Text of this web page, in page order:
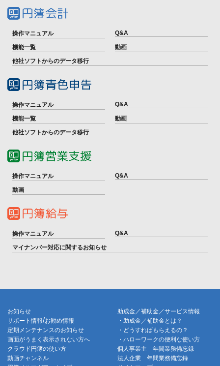
操作マニュアル Q&A
機能一覧
動画
他社ソフトからのデータ移行
操作マニュアル Q&A
機能一覧
動画
他社ソフトからのデータ移行
操作マニュアル Q&A
動画
操作マニュアル Q&A
マイナンバー対応に関するお知らせ
お知らせ
サポート情報/お勧め情報
定期メンテナンスのお知らせ
画面がうまく表示されない方へ
クラウド円簿の使い方
動画チャンネル
助成金／補助金／サービス情報
・助成金／補助金とは？
・どうすればもらえるの？
・ハローワークの便利な使い方
個人事業主 年間業務備忘録
法人企業 年間業務備忘録